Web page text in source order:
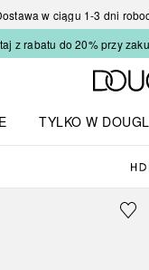
w ciągu 1-3 dni
z rabatu do 20% przy
TYLKO W